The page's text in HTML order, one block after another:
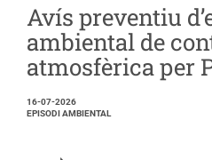
Avís preventiu
ambiental de
atmosfèrica per
16-07-2026
EPISODI AMBIENTAL